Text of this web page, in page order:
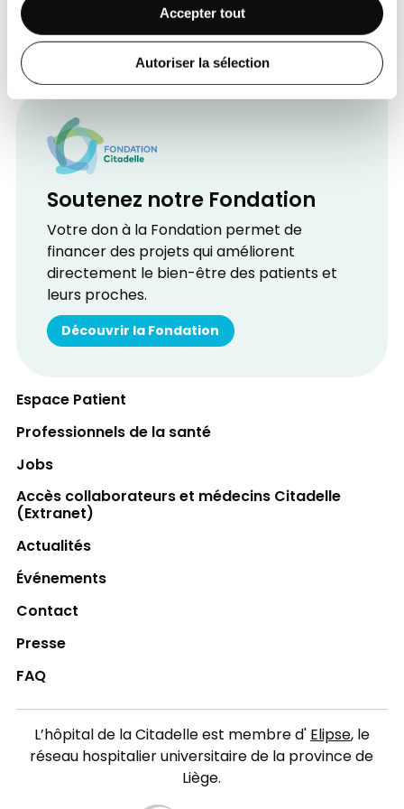
Accepter tout
Autoriser la sélection
Soutenez notre Fondation
Votre don à la Fondation permet de
financer des projets qui améliorent
directement le bien-être des patients et
leurs proches.
Découvrir la Fondation
Espace Patient
Professionnels de la santé
Jobs
Accès collaborateurs et médecins Citadelle
(Extranet)
Actualités
Événements
Contact
Presse
FAQ
L’hôpital de la Citadelle est membre d'Elipse, le
réseau hospitalier universitaire de la province de
Liège.